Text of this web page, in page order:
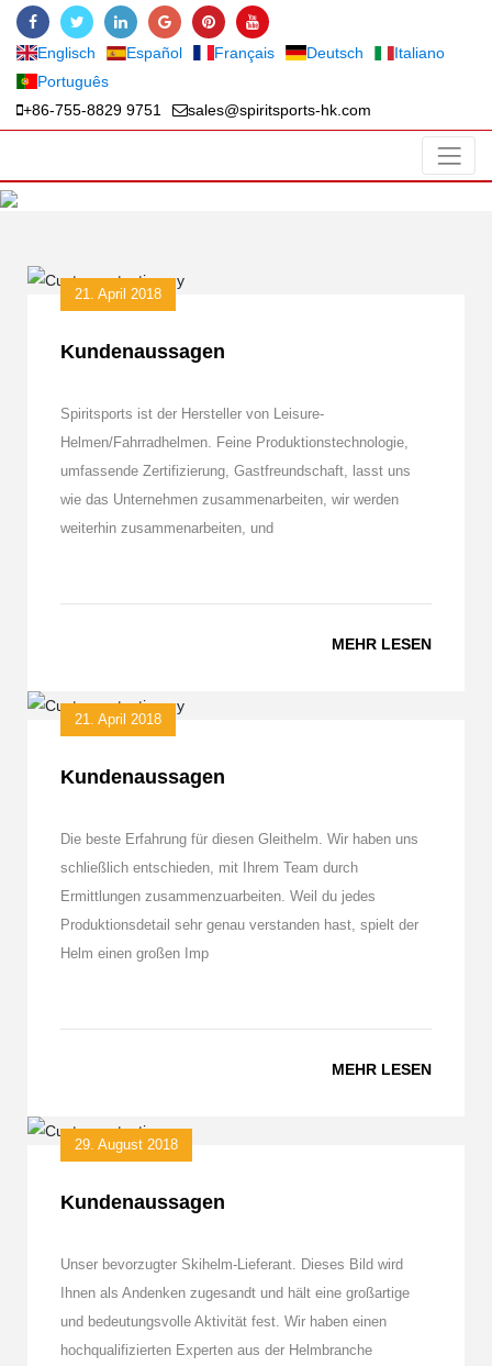
Englisch Español Français Deutsch
Italiano
Português
+86-755-8829 9751
sales@spiritsports-hk.com
21. April 2018
Kundenaussagen
Spiritsports ist der Hersteller von Leisure-
Helmen/Fahrradhelmen. Feine Produktionstechnologie,
umfassende Zertifizierung, Gastfreundschaft, lasst uns
wie das Unternehmen zusammenarbeiten, wir werden
weiterhin zusammenarbeiten, und
MEHR LESEN
21. April 2018
Kundenaussagen
Die beste Erfahrung für diesen Gleithelm. Wir haben uns
schließlich entschieden, mit Ihrem Team durch
Ermittlungen zusammenzuarbeiten. Weil du jedes
Produktionsdetail sehr genau verstanden hast, spielt der
Helm einen großen Imp
MEHR LESEN
29. August 2018
Kundenaussagen
Unser bevorzugter Skihelm-Lieferant. Dieses Bild wird
Ihnen als Andenken zugesandt und hält eine großartige
und bedeutungsvolle Aktivität fest. Wir haben einen
hochqualifizierten Experten aus der Helmbranche